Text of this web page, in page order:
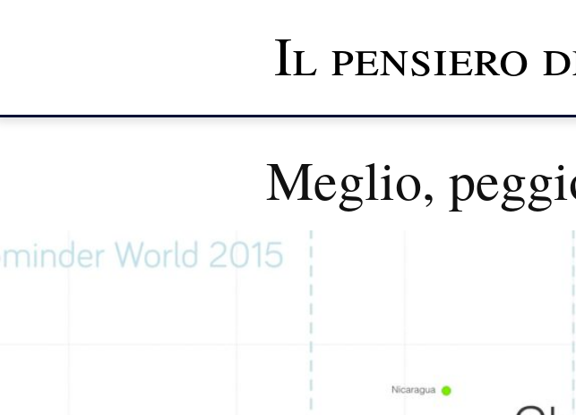
Il pensiero
Meglio,